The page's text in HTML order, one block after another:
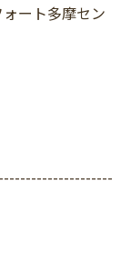
ート多摩セン